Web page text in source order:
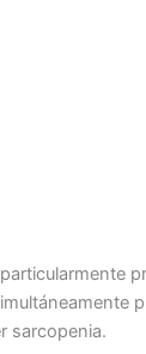
sarcopenia.